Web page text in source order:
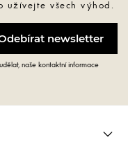
užívejte všech výhod.
naše kontaktní informace
